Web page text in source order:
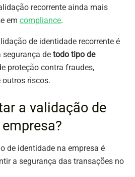
recorrente ainda mais
em compliance.
de identidade recorrente é
de todo tipo de
proteção contra fraudes,
riscos.
a validação de
de identidade na empresa é
a segurança das transações no